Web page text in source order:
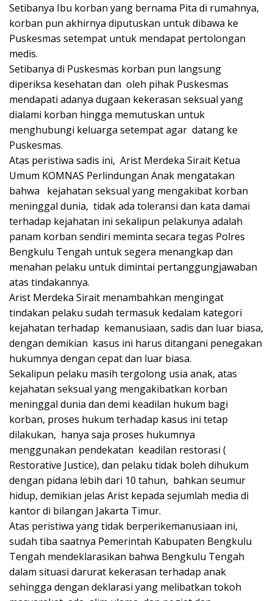
Setibanya Ibu korban yang bernama Pita di rumahnya,
korban pun akhirnya diputuskan untuk dibawa ke
Puskesmas setempat untuk mendapat pertolongan
medis.
Setibanya di Puskesmas korban pun langsung
diperiksa kesehatan dan oleh pihak Puskesmas
mendapati adanya dugaan kekerasan seksual yang
dialami korban hingga memutuskan untuk
menghubungi keluarga setempat agar datang ke
Puskesmas.
Atas peristiwa sadis ini, Arist Merdeka Sirait Ketua
Umum KOMNAS Perlindungan Anak mengatakan
bahwa kejahatan seksual yang mengakibat korban
meninggal dunia, tidak ada toleransi dan kata damai
terhadap kejahatan ini sekalipun pelakunya adalah
panam korban sendiri meminta secara tegas Polres
Bengkulu Tengah untuk segera menangkap dan
menahan pelaku untuk dimintai pertanggungjawaban
atas tindakannya.
Arist Merdeka Sirait menambahkan mengingat
tindakan pelaku sudah termasuk kedalam kategori
kejahatan terhadap kemanusiaan, sadis dan luar biasa,
dengan demikian kasus ini harus ditangani penegakan
hukumnya dengan cepat dan luar biasa.
Sekalipun pelaku masih tergolong usia anak, atas
kejahatan seksual yang mengakibatkan korban
meninggal dunia dan demi keadilan hukum bagi
korban, proses hukum terhadap kasus ini tetap
dilakukan, hanya saja proses hukumnya
menggunakan pendekatan keadilan restorasi (
Restorative Justice), dan pelaku tidak boleh dihukum
dengan pidana lebih dari 10 tahun, bahkan seumur
hidup, demikian jelas Arist kepada sejumlah media di
kantor di bilangan Jakarta Timur.
Atas peristiwa yang tidak berperikemanusiaan ini,
sudah tiba saatnya Pemerintah Kabupaten Bengkulu
Tengah mendeklarasikan bahwa Bengkulu Tengah
dalam situasi darurat kekerasan terhadap anak
sehingga dengan deklarasi yang melibatkan tokoh